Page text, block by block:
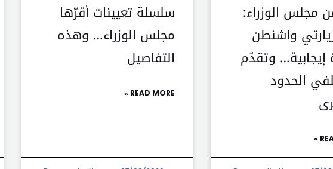
مجلس الوزراء:
واشنطن
إيجابية… وتقدّم
الحدود
سلسلة تعيينات أقرّها
مجلس الوزراء… وهذه
التفاصيل
READ MORE »